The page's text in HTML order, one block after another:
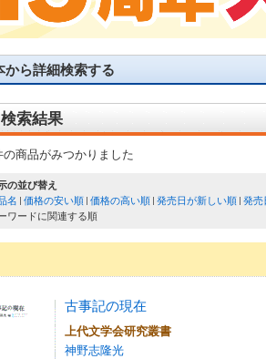
から詳細検索する
検索結果
の商品がみつかりました
の並び替え
名
価格の安い順 価格の高い順 発売日が新しい順 発売
ワードに関連する順
古事記の現在
上代文学会研究叢書
神野志隆光